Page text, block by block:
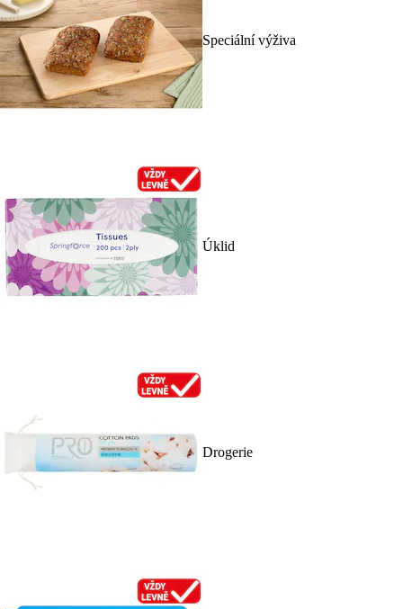
Speciální výživa
Úklid
Drogerie